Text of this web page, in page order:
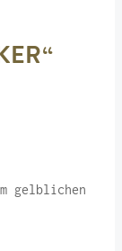
gelblichen